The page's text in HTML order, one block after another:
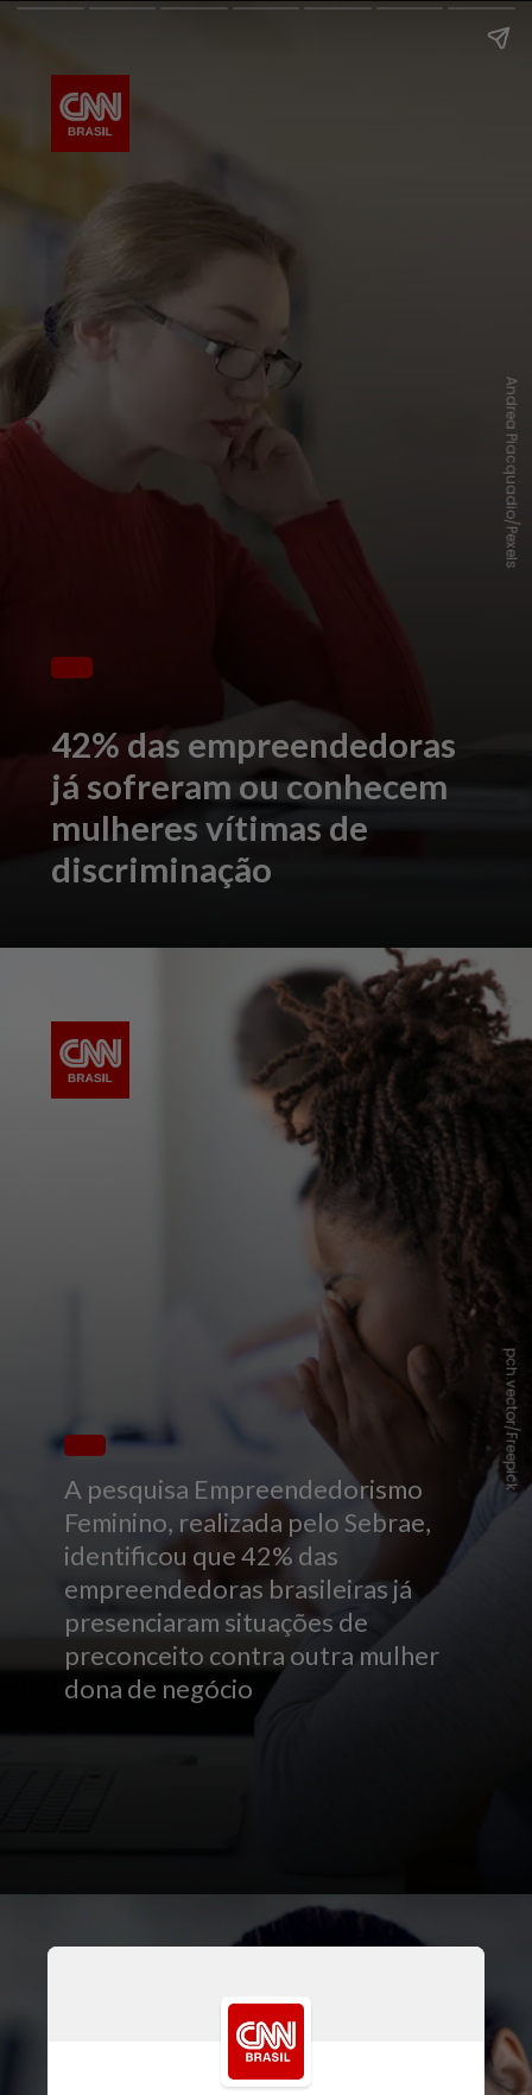
42% das empreendedoras
já sofreram ou conhecem
mulheres vítimas de
discriminação
Andrea Piacquadio/Pexels
A pesquisa Empreendedorismo
Feminino, realizada pelo Sebrae,
identificou que 42% das
empreendedoras brasileiras já
presenciaram situações de
preconceito contra outra mulher
dona de negócio
pch.vector/Freepick